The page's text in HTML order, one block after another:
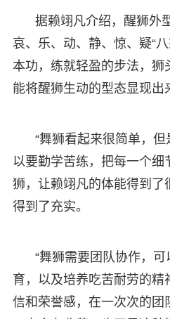
据赖翊凡介绍，醒狮外
哀、乐、动、静、惊、疑“
本功，练就轻盈的步法，狮
能将醒狮生动的型态显现出
“舞狮看起来很简单，
以要勤学苦练，把每一个细
狮，让赖翊凡的体能得到了
得到了充实。
“舞狮需要团队协作，
育，以及培养吃苦耐劳的精
信和荣誉感，在一次次的团